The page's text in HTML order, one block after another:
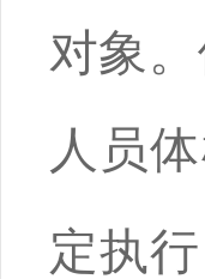
对象
人员
定执行